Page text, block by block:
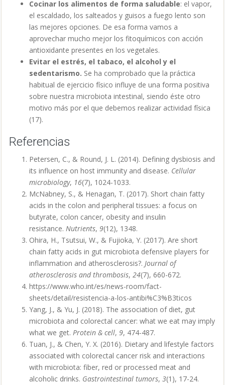
Cocinar los alimentos de forma saludable: el vapor,
el escaldado, los salteados y guisos a fuego lento son
las mejores opciones. De esa forma vamos a
aprovechar mucho mejor los fitoquímicos con acción
antioxidante presentes en los vegetales.
Evitar el estrés, el tabaco, el alcohol y el
sedentarismo. Se ha comprobado que la práctica
habitual de ejercicio físico influye de una forma positiva
sobre nuestra microbiota intestinal, siendo éste otro
motivo más por el que debemos realizar actividad física
(17).
Referencias
Petersen, C., & Round, J. L. (2014). Defining dysbiosis and
its influence on host immunity and disease. Cellular
microbiology, 16(7), 1024-1033.
McNabney, S., & Henagan, T. (2017). Short chain fatty
acids in the colon and peripheral tissues: a focus on
butyrate, colon cancer, obesity and insulin
resistance. Nutrients, 9(12), 1348.
Ohira, H., Tsutsui, W., & Fujioka, Y. (2017). Are short
chain fatty acids in gut microbiota defensive players for
inflammation and atherosclerosis?. Journal of
atherosclerosis and thrombosis, 24(7), 660-672.
https://www.who.int/es/news-room/fact-
sheets/detail/resistencia-a-los-antibi%C3%B3ticos
Yang, J., & Yu, J. (2018). The association of diet, gut
microbiota and colorectal cancer: what we eat may imply
what we get. Protein & cell, 9, 474-487.
Tuan, J., & Chen, Y. X. (2016). Dietary and lifestyle factors
associated with colorectal cancer risk and interactions
with microbiota: fiber, red or processed meat and
alcoholic drinks. Gastrointestinal tumors, 3(1), 17-24.